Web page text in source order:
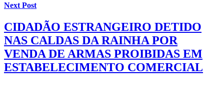
Next Post
CIDADÃO ESTRANGEIRO DETIDO
NAS CALDAS DA RAINHA POR
VENDA DE ARMAS PROIBIDAS EM
ESTABELECIMENTO COMERCIAL